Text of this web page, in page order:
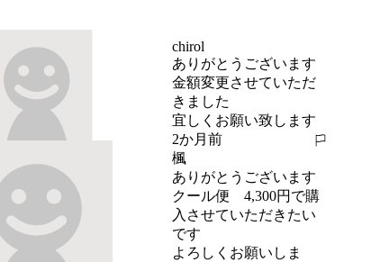
chirol
ありがとうございます
金額変更させていただ
きました
宜しくお願い致します
2か月前
報告する
楓
ありがとうございます
クール便　4,300円で購
入させていただきたい
です
よろしくお願いしま